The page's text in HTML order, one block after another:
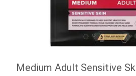
Medium Adult Sensitive